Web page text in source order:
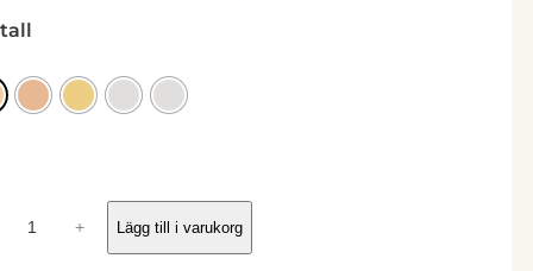
+ Lägg till i varukorg